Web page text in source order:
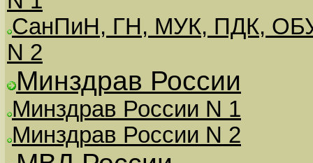
СанПиН, ГН, МУК, ПДК,
N 2
Минздрав России
Минздрав России N 1
Минздрав России N 2